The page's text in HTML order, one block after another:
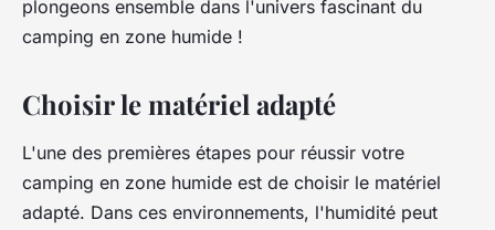
plongeons ensemble dans l'univers fascinant du
camping en zone humide !
Choisir le matériel adapté
L'une des premières étapes pour réussir votre
camping en zone humide est de choisir le matériel
adapté. Dans ces environnements, l'humidité peut